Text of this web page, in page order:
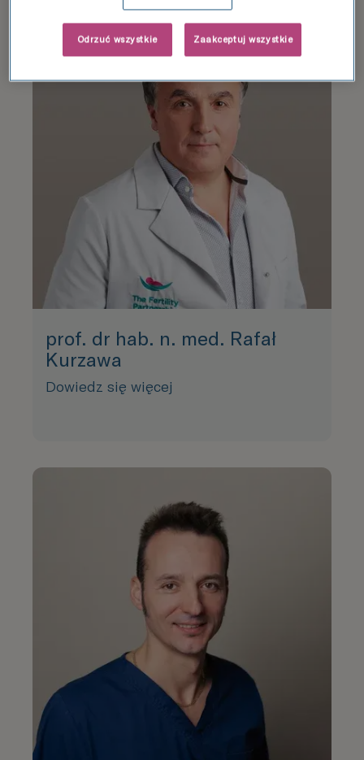
prof. dr hab. n. med. Rafał
Kurzawa
Dowiedz się więcej
Odrzuć wszystkie Zaakceptuj wszystkie